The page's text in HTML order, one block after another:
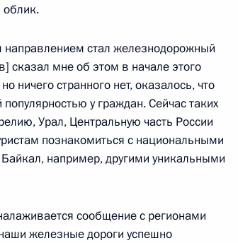
26
облик.
направлением стал железнодорожный
сказал мне об этом в начале этого
ничего странного нет, оказалось, что
у граждан. Сейчас таких
Урал, Центральную часть России
познакомиться с национальными
например, другими уникальными
сообщение с регионами
железные дороги успешно